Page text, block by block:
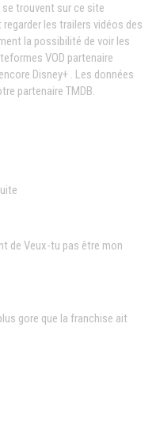
trouvent sur ce site
les trailers vidéos des
la possibilité de voir les
VOD partenaire
Disney+ . Les données
partenaire TMDB.
de Veux-tu pas être mon
gore que la franchise ait